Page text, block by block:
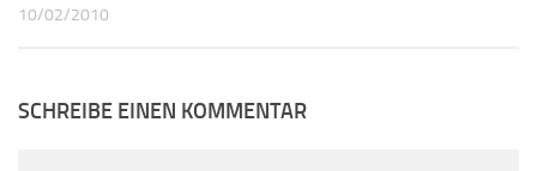
10/02/2010
SCHREIBE EINEN KOMMENTAR